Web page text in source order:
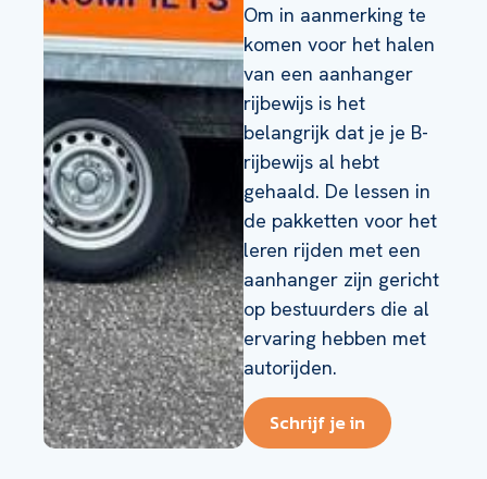
Om in aanmerking te
komen voor het halen
van een aanhanger
rijbewijs is het
belangrijk dat je je B-
rijbewijs al hebt
gehaald. De lessen in
de pakketten voor het
leren rijden met een
aanhanger zijn gericht
op bestuurders die al
ervaring hebben met
autorijden.
Schrijf je in